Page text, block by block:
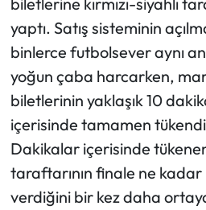
yaptı. Satış sisteminin
binlerce futbolsever aynı
yoğun çaba harcarken,
biletlerinin yaklaşık 10
içerisinde tamamen
Dakikalar içerisinde
taraftarının finale ne
verdiğini bir kez daha
Osmancık Haberleri
Otomotiv
Resmi İlan
Resmi Reklam
Sağlık